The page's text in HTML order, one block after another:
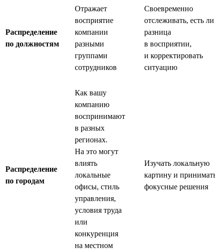
Распределение
по должностям
Отражает
восприятие
компании
разными
группами
сотрудников
Своевременно
отслеживать, есть ли
разница
в восприятии,
и корректировать
ситуацию
Распределение
по городам
Как вашу
компанию
воспринимают
в разных
регионах.
На это могут
влиять
локальные
офисы, стиль
управления,
условия труда
или
конкуренция
на местном
Изучать локальную
картину и принимать
фокусные решения